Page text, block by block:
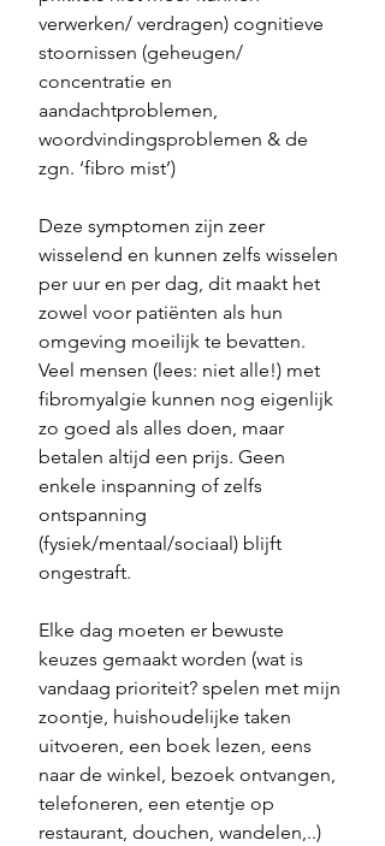
verwerken/ verdragen) cognitieve
stoornissen (geheugen/
concentratie en
aandachtproblemen,
woordvindingsproblemen & de
zgn. ‘fibro mist’)
Deze symptomen zijn zeer
wisselend en kunnen zelfs wisselen
per uur en per dag, dit maakt het
zowel voor patiënten als hun
omgeving moeilijk te bevatten.
Veel mensen (lees: niet alle!) met
fibromyalgie kunnen nog eigenlijk
zo goed als alles doen, maar
betalen altijd een prijs. Geen
enkele inspanning of zelfs
ontspanning
(fysiek/mentaal/sociaal) blijft
ongestraft.
Elke dag moeten er bewuste
keuzes gemaakt worden (wat is
vandaag prioriteit? spelen met mijn
zoontje, huishoudelijke taken
uitvoeren, een boek lezen, eens
naar de winkel, bezoek ontvangen,
telefoneren, een etentje op
restaurant, douchen, wandelen,..)